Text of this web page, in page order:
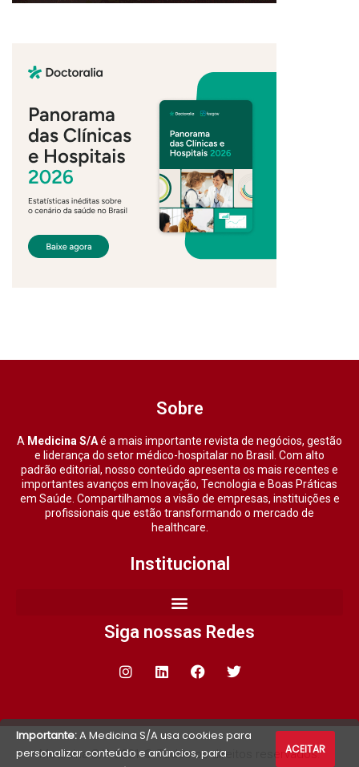
Sobre
A Medicina S/Aé a mais importante revista de negócios, gestão
e liderança do setor médico-hospitalar no Brasil. Com alto
padrão editorial, nosso conteúdo apresenta os mais recentes e
importantes avanços em Inovação, Tecnologia e Boas Práticas
em Saúde. Compartilhamos a visão de empresas, instituições e
profissionais que estão transformando o mercado de
healthcare.
Institucional
Siga nossas Redes
Medicina S/A 2021 © Todos os direitos reservados.
Importante:A Medicina S/A usa cookies para
personalizar conteúdo e anúncios, para
ACEITAR